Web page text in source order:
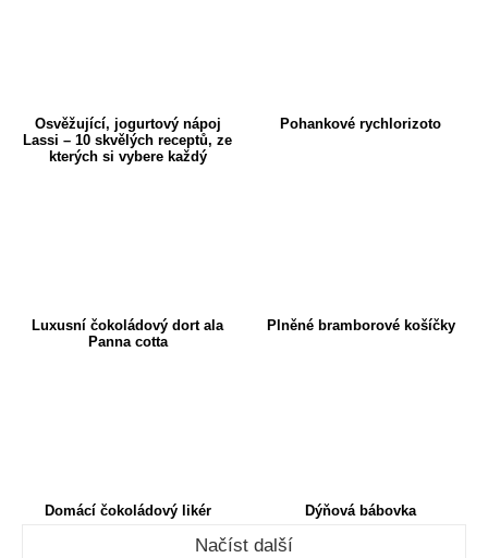
Osvěžující, jogurtový nápoj
Lassi – 10 skvělých receptů, ze
kterých si vybere každý
Pohankové rychlorizoto
Luxusní čokoládový dort ala
Panna cotta
Plněné bramborové košíčky
Domácí čokoládový likér Dýňová bábovka
Načíst další